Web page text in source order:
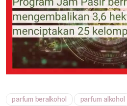
parfum beralkohol parfum alkohol